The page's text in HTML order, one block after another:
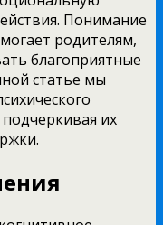
Понимание
родителям,
благоприятные
статье мы
их